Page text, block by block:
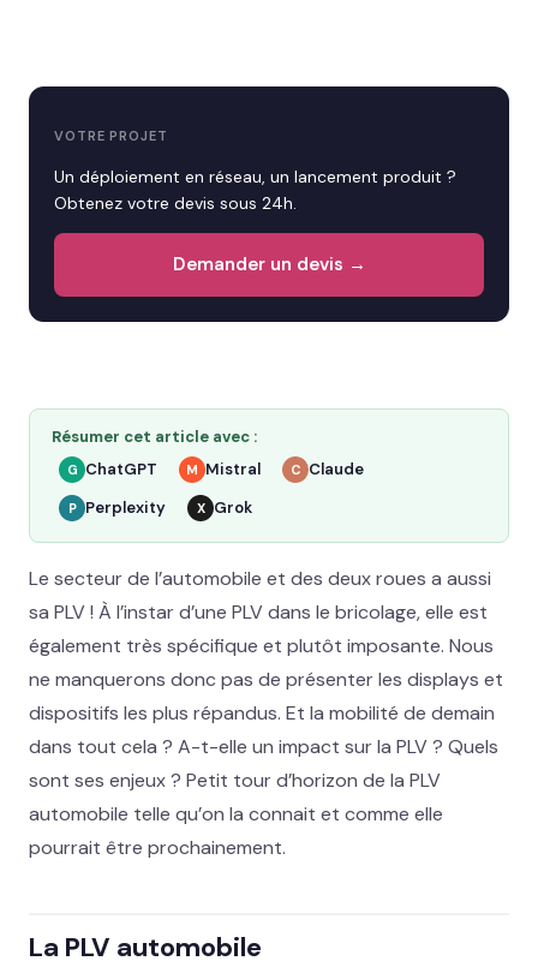
Résumer cet article avec :
G ChatGPT M Mistral C Claude
P Perplexity X Grok
Le secteur de l’automobile et des deux roues a aussi
sa PLV ! À l’instar d’une PLV dans le bricolage, elle est
également très spécifique et plutôt imposante. Nous
ne manquerons donc pas de présenter les displays et
dispositifs les plus répandus. Et la mobilité de demain
dans tout cela ? A-t-elle un impact sur la PLV ? Quels
sont ses enjeux ? Petit tour d’horizon de la PLV
automobile telle qu’on la connait et comme elle
pourrait être prochainement.
La PLV automobile
VOTRE PROJET
Un déploiement en réseau, un lancement produit ?
Obtenez votre devis sous 24h.
Demander un devis →